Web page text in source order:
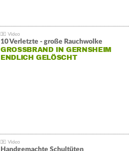
10 Verletzte - große Rauchwolke
GROSSBRAND IN GERNSHEIM E
NDLICH GELÖSCHT